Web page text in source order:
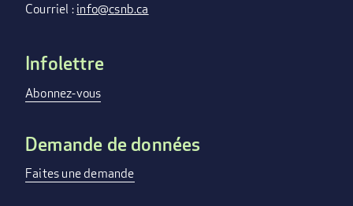
Courriel :info@csnb.ca
FOOTER
MENU
Infolettre
Abonnez-vous
Demande de données
Faites une demande